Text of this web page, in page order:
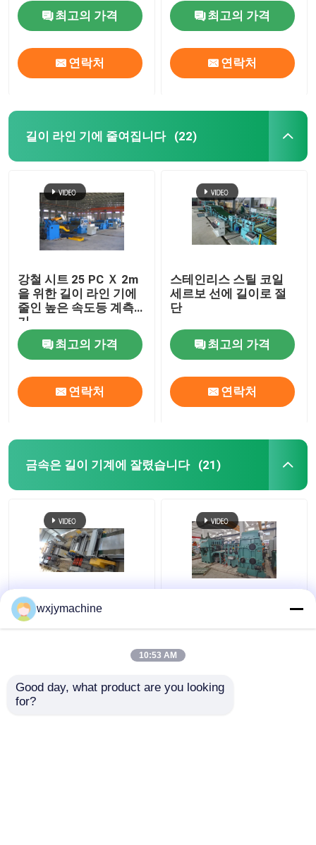
최고의 가격
연락처
최고의 가격
연락처
길이 라인 기에 줄여집니다 (22)
강철 시트 25 PC Ｘ 2m
을 위한 길이 라인 기에
줄인 높은 속도등 계측
기
최고의 가격
연락처
스테인리스 스틸 코일
세르보 선에 길이로 절
단
최고의 가격
연락처
금속은 길이 기계에 잘렸습니다 (21)
길이 기계 120KW에 줄
인 500 밀리미터 내지
스테인레스 강 SUS304
습니다 - 2 Ｘ 1000
wxjymachine
10:53 AM
Good day, what product are you looking
for?